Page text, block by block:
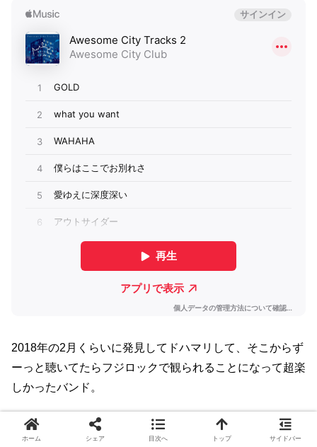
2018年の2月くらいに発見してドハマリして、そこからず
ーっと聴いてたらフジロックで観られることになって超楽
しかったバンド。
The Killersのキラキラ感とキリンジのポップネス、そこに
Snow Patrolみたいな音のザクザク感がある。
ホーム シェア 目次へ トップ サイドバー